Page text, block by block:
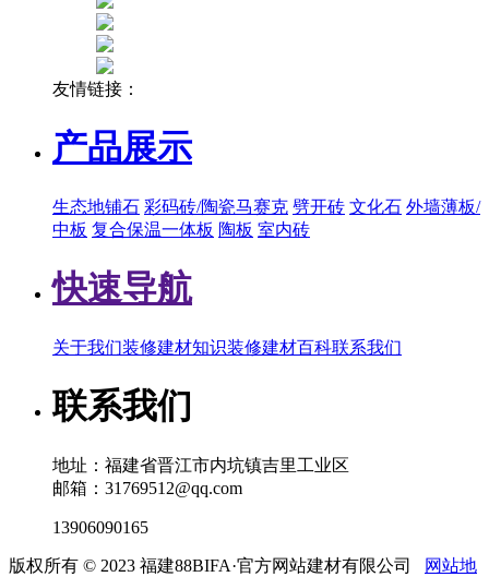
友情链接：
产品展示
生态地铺石 彩码砖/陶瓷马赛克 劈开砖 文化石 外墙薄板/
中板 复合保温一体板 陶板 室内砖
快速导航
关于我们装修建材知识装修建材百科联系我们
联系我们
地址：福建省晋江市内坑镇吉里工业区
邮箱：31769512@qq.com
13906090165
版权所有 © 2023 福建88BIFA·官方网站建材有限公司
网站地